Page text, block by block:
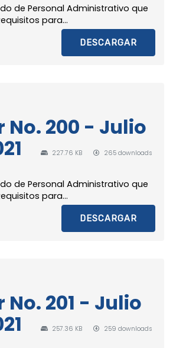
de Personal Administrativo que
para...
DESCARGAR
No. 200 - Julio
227.76 KB 265 downloads
de Personal Administrativo que
para...
DESCARGAR
201 - Julio
257.36 KB 259 downloads